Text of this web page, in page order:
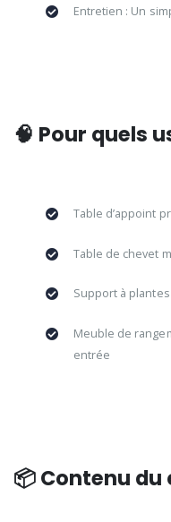
Entretien : Un
🧠 Pour quels
Table d’appoint
Table de chevet
Support à
Meuble de
entrée
📦 Contenu du